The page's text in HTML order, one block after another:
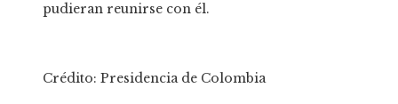
pudieran reunirse con él.
Crédito: Presidencia de Colombia